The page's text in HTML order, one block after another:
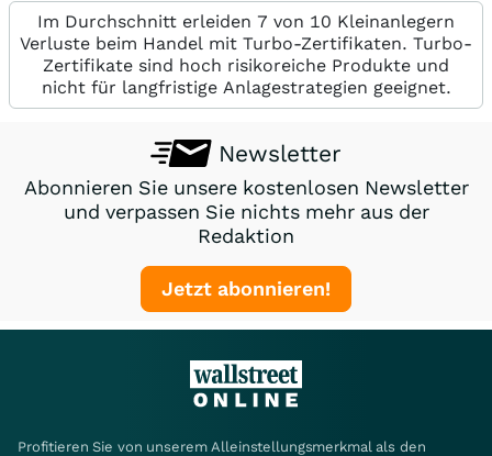
Im Durchschnitt erleiden 7 von 10 Kleinanlegern
Verluste beim Handel mit Turbo-Zertifikaten. Turbo-
Zertifikate sind hoch risikoreiche Produkte und
nicht für langfristige Anlagestrategien geeignet.
Newsletter
Abonnieren Sie unsere kostenlosen Newsletter
und verpassen Sie nichts mehr aus der
Redaktion
Jetzt abonnieren!
Profitieren Sie von unserem Alleinstellungsmerkmal als den